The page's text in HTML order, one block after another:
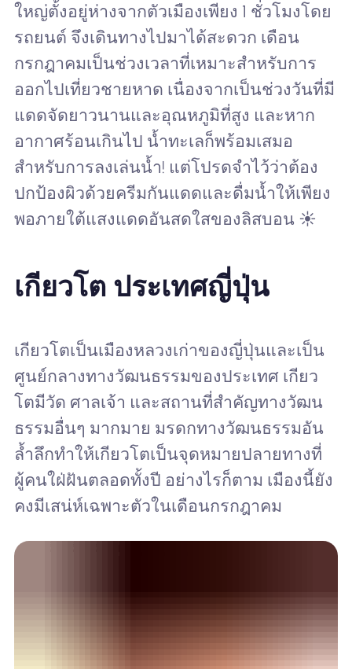
ใหญ่ตั้งอยู่ห่างจากตัวเมืองเพียง 1 ชั่วโมงโดย
รถยนต์ จึงเดินทางไปมาได้สะดวก เดือน
กรกฎาคมเป็นช่วงเวลาที่เหมาะสำหรับการ
ออกไปเที่ยวชายหาด เนื่องจากเป็นช่วงวันที่มี
แดดจัดยาวนานและอุณหภูมิที่สูง และหาก
อากาศร้อนเกินไป น้ำทะเลก็พร้อมเสมอ
สำหรับการลงเล่นน้ำ! แต่โปรดจำไว้ว่าต้อง
ปกป้องผิวด้วยครีมกันแดดและดื่มน้ำให้เพียง
พอภายใต้แสงแดดอันสดใสของลิสบอน ☀️
เกียวโต ประเทศญี่ปุ่น
เกียวโตเป็นเมืองหลวงเก่าของญี่ปุ่นและเป็น
ศูนย์กลางทางวัฒนธรรมของประเทศ เกียว
โตมีวัด ศาลเจ้า และสถานที่สำคัญทางวัฒน
ธรรมอื่นๆ มากมาย มรดกทางวัฒนธรรมอัน
ล้ำลึกทำให้เกียวโตเป็นจุดหมายปลายทางที่
ผู้คนใฝ่ฝันตลอดทั้งปี อย่างไรก็ตาม เมืองนี้ยัง
คงมีเสน่ห์เฉพาะตัวในเดือนกรกฎาคม